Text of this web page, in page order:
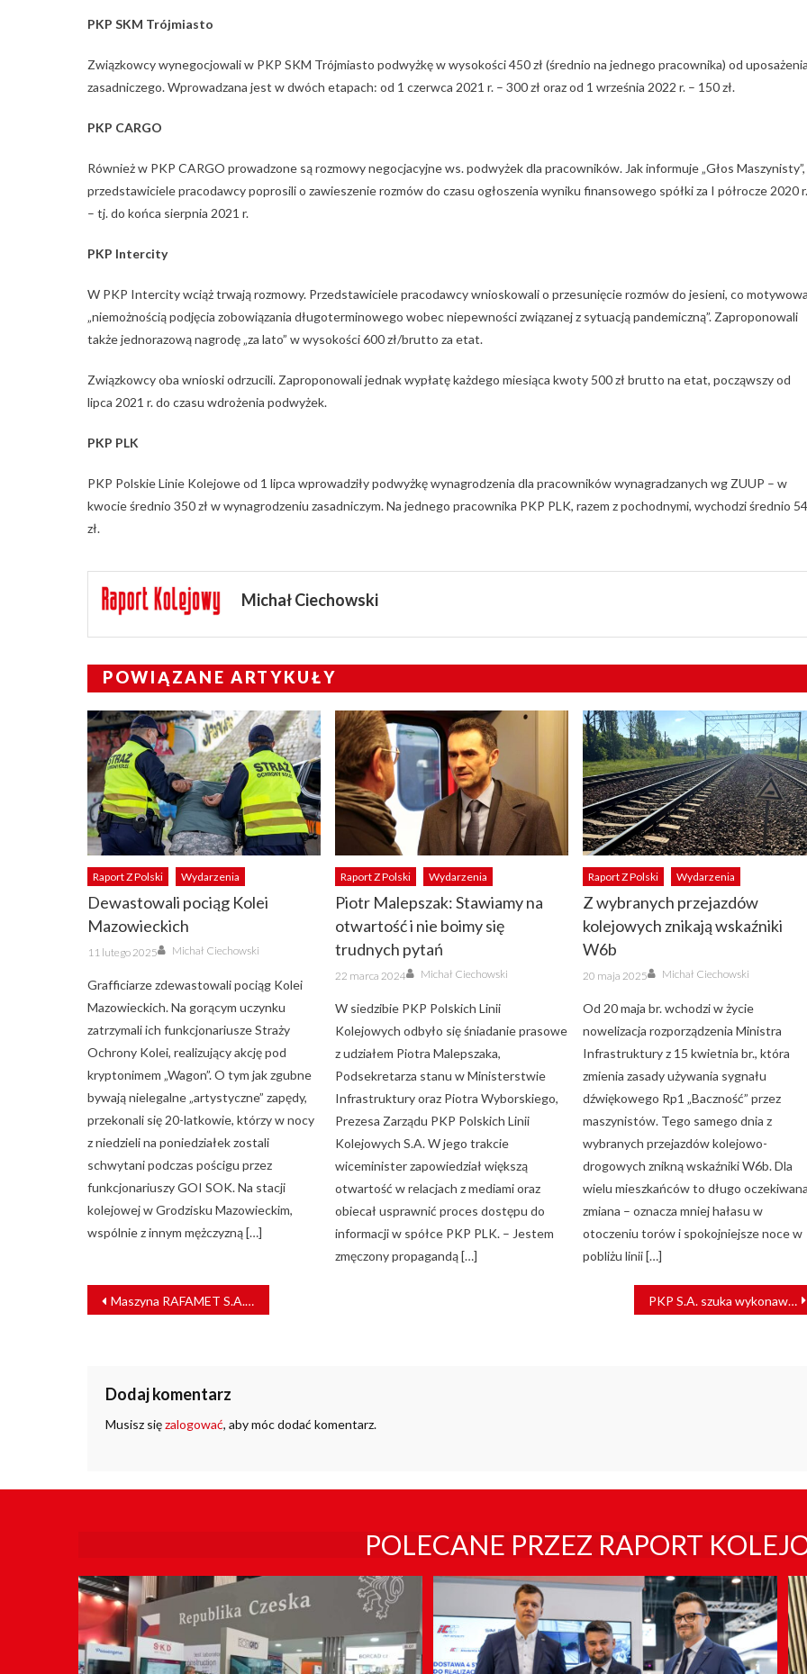
PKP SKM Trójmiasto
Związkowcy wynegocjowali w PKP SKM Trójmiasto podwyżkę w wysokości 450 zł (średnio na jednego pracownika) od
zasadniczego. Wprowadzana jest w dwóch etapach: od 1 czerwca 2021 r. – 300 zł oraz od 1 września 2022 r. – 150 zł.
PKP CARGO
Również w PKP CARGO prowadzone są rozmowy negocjacyjne ws. podwyżek dla pracowników. Jak informuje „Głos Maszynisty”,
przedstawiciele pracodawcy poprosili o zawieszenie rozmów do czasu ogłoszenia wyniku finansowego spółki za I półrocze 2020 r.
– tj. do końca sierpnia 2021 r.
PKP Intercity
W PKP Intercity wciąż trwają rozmowy. Przedstawiciele pracodawcy wnioskowali o przesunięcie rozmów do jesieni, co
„niemożnością podjęcia zobowiązania długoterminowego wobec niepewności związanej z sytuacją pandemiczną”. Zaproponowali
także jednorazową nagrodę „za lato” w wysokości 600 zł/brutto za etat.
Związkowcy oba wnioski odrzucili. Zaproponowali jednak wypłatę każdego miesiąca kwoty 500 zł brutto na etat, począwszy od
lipca 2021 r. do czasu wdrożenia podwyżek.
PKP PLK
PKP Polskie Linie Kolejowe od 1 lipca wprowadziły podwyżkę wynagrodzenia dla pracowników wynagradzanych wg ZUUP – w
kwocie średnio 350 zł w wynagrodzeniu zasadniczym. Na jednego pracownika PKP PLK, razem z pochodnymi, wychodzi średnio
zł.
Michał Ciechowski
POWIĄZANE ARTYKUŁY
Raport Z Polski Wydarzenia
Dewastowali pociąg Kolei
Mazowieckich
Posted
on
11 lutego 2025 Author
Michał Ciechowski
Grafficiarze zdewastowali pociąg Kolei
Mazowieckich. Na gorącym uczynku
zatrzymali ich funkcjonariusze Straży
Ochrony Kolei, realizujący akcję pod
kryptonimem „Wagon”. O tym jak zgubne
bywają nielegalne „artystyczne” zapędy,
przekonali się 20-latkowie, którzy w nocy
z niedzieli na poniedziałek zostali
schwytani podczas pościgu przez
funkcjonariuszy GOI SOK. Na stacji
kolejowej w Grodzisku Mazowieckim,
wspólnie z innym mężczyzną […]
Raport Z Polski Wydarzenia
Piotr Malepszak: Stawiamy na
otwartość i nie boimy się
trudnych pytań
Posted
on
22 marca 2024 Author
Michał Ciechowski
W siedzibie PKP Polskich Linii
Kolejowych odbyło się śniadanie prasowe
z udziałem Piotra Malepszaka,
Podsekretarza stanu w Ministerstwie
Infrastruktury oraz Piotra Wyborskiego,
Prezesa Zarządu PKP Polskich Linii
Kolejowych S.A. W jego trakcie
wiceminister zapowiedział większą
otwartość w relacjach z mediami oraz
obiecał usprawnić proces dostępu do
informacji w spółce PKP PLK. – Jestem
zmęczony propagandą […]
Raport Z Polski Wydarzenia
Z wybranych przejazdów
kolejowych znikają wskaźniki
W6b
Posted
on
20 maja 2025 Author
Michał Ciechowski
Od 20 maja br. wchodzi w życie
nowelizacja rozporządzenia Ministra
Infrastruktury z 15 kwietnia br., która
zmienia zasady używania sygnału
dźwiękowego Rp1 „Baczność” przez
maszynistów. Tego samego dnia z
wybranych przejazdów kolejowo-
drogowych znikną wskaźniki W6b. Dla
wielu mieszkańców to długo
zmiana – oznacza mniej hałasu w
otoczeniu torów i spokojniejsze noce w
pobliżu linii […]
NAWIGACJA
WPISU
Maszyna RAFAMET S.A. będzie pracować na czeskim rynku PKP S.A. szuka wykonawcy modernizacji dworca w Dąbrowie Górniczej [WIZUALIZACJE]
Dodaj komentarz
Musisz sięzalogować, aby móc dodać komentarz.
POLECANE PRZEZ RAPORT